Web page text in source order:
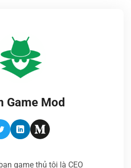
Game Mod
TwitterLinkedInMedium
game thủ tôi là CEO